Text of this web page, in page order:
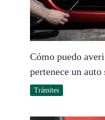
Cómo puedo
pertenece un auto
Trámites